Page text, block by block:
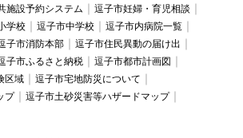
施設予約システム
逗子市妊婦・育児相談
学校 逗子市中学校
逗子市内病院一覧
子市消防本部
逗子市住民異動の届け出
子市ふるさと納税
逗子市都市計画図
区域
逗子市宅地防災について
プ
逗子市土砂災害等ハザードマップ